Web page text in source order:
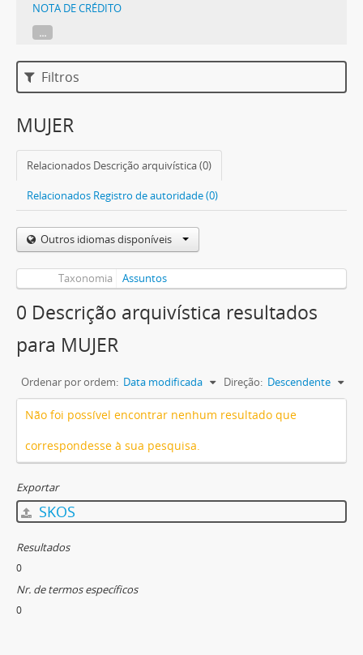
NOTA DE CRÉDITO
...
Filtros
MUJER
Relacionados Descrição arquivística (0)
Relacionados Registro de autoridade (0)
Outros idiomas disponíveis
Taxonomia Assuntos
0 Descrição arquivística resultados
para MUJER
Ordenar por ordem: Data modificada Direção: Descendente
Não foi possível encontrar nenhum resultado que
correspondesse à sua pesquisa.
Exportar
SKOS
Resultados
0
Nr. de termos específicos
0